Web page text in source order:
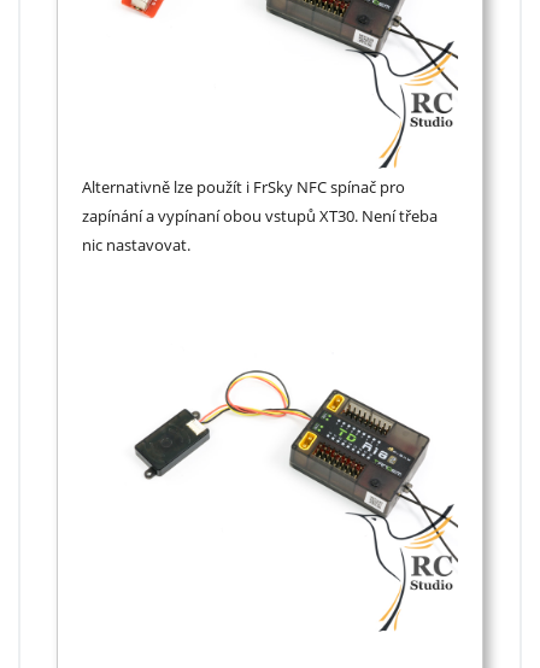
Alternativně lze použít i FrSky NFC spínač pro
zapínání a vypínaní obou vstupů XT30. Není třeba
nic nastavovat.